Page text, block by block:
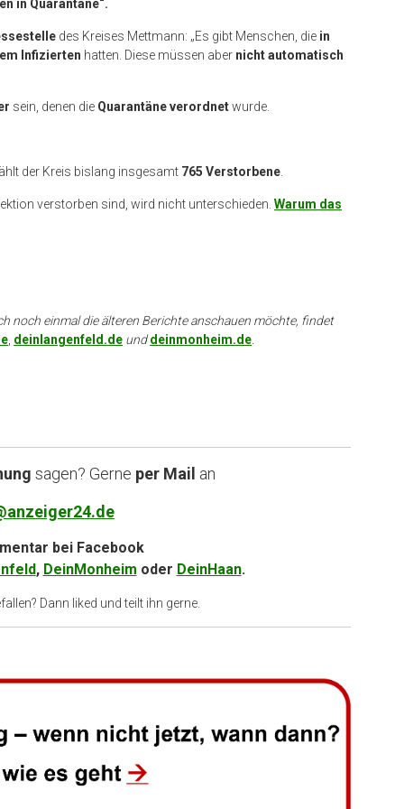
in Quarantäne“.
des Kreises Mettmann: „Es gibt Menschen, die in
Infizierten hatten. Diese müssen aber nicht automatisch
sein, denen die Quarantäne verordnetwurde.
der Kreis bislang insgesamt 765 Verstorbene
verstorben sind, wird nicht unterschieden. Warum das
noch einmal die älteren Berichte anschauen möchte, findet
deinlangenfeld.de unddeinmonheim.de
sagen? Gerne per Mail an
bei Facebook
, DeinMonheim oder DeinHaan.
Dann liked und teilt ihn gerne.